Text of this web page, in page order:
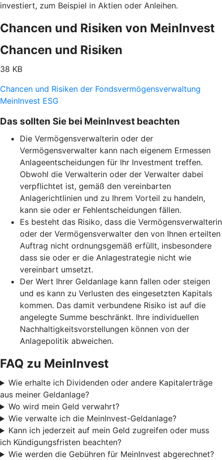
investiert, zum Beispiel in Aktien oder Anleihen.
Chancen und Risiken von MeinInvest
Chancen und Risiken
38 KB
Chancen und Risiken der Fondsvermögensverwaltung
MeinInvest ESG
Das sollten Sie bei MeinInvest beachten
Die Vermögensverwalterin oder der
Vermögensverwalter kann nach eigenem Ermessen
Anlageentscheidungen für Ihr Investment treffen.
Obwohl die Verwalterin oder der Verwalter dabei
verpflichtet ist, gemäß den vereinbarten
Anlagerichtlinien und zu Ihrem Vorteil zu handeln,
kann sie oder er Fehlentscheidungen fällen.
Es besteht das Risiko, dass die Vermögensverwalterin
oder der Vermögensverwalter den von Ihnen erteilten
Auftrag nicht ordnungsgemäß erfüllt, insbesondere
dass sie oder er die Anlagestrategie nicht wie
vereinbart umsetzt.
Der Wert Ihrer Geldanlage kann fallen oder steigen
und es kann zu Verlusten des eingesetzten Kapitals
kommen. Das damit verbundene Risiko ist auf die
angelegte Summe beschränkt. Ihre individuellen
Nachhaltigkeitsvorstellungen können von der
Anlagepolitik abweichen.
FAQ zu MeinInvest
Wie erhalte ich Dividenden oder andere Kapitalerträge
aus meiner Geldanlage?
Wo wird mein Geld verwahrt?
Wie verwalte ich die MeinInvest-Geldanlage?
Kann ich jederzeit auf mein Geld zugreifen oder muss
ich Kündigungsfristen beachten?
Wie werden die Gebühren für MeinInvest abgerechnet?